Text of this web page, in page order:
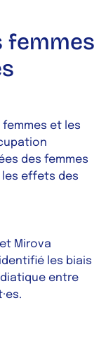
femmes
et les
des femmes
les effets des
Mirova
les biais
entre